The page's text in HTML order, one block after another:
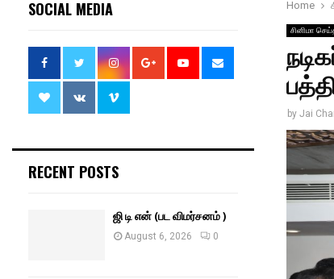
Home
சினிமா
by Jai
SOCIAL MEDIA
RECENT POSTS
ஜி டி என் (பட விமர்சனம் )
August 6, 2026 0